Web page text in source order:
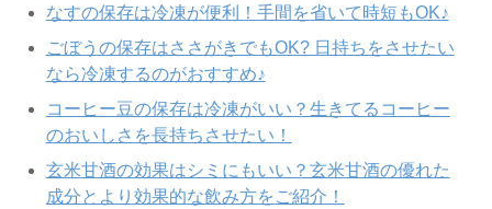
なすの保存は冷凍が便利！手間を省いて時短もOK♪
ごぼうの保存はささがきでもOK? 日持ちをさせたい
なら冷凍するのがおすすめ♪
コーヒー豆の保存は冷凍がいい？生きてるコーヒー
のおいしさを長持ちさせたい！
玄米甘酒の効果はシミにもいい？玄米甘酒の優れた
成分とより効果的な飲み方をご紹介！